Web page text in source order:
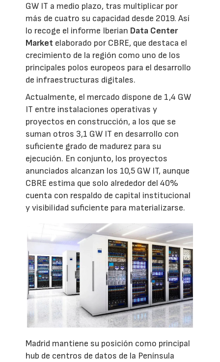
GW IT a medio plazo, tras multiplicar por
más de cuatro su capacidad desde 2019. Así
lo recoge el informe Iberian Data Center
Market elaborado por CBRE, que destaca el
crecimiento de la región como uno de los
principales polos europeos para el desarrollo
de infraestructuras digitales.
Actualmente, el mercado dispone de 1,4 GW
IT entre instalaciones operativas y
proyectos en construcción, a los que se
suman otros 3,1 GW IT en desarrollo con
suficiente grado de madurez para su
ejecución. En conjunto, los proyectos
anunciados alcanzan los 10,5 GW IT, aunque
CBRE estima que solo alrededor del 40%
cuenta con respaldo de capital institucional
y visibilidad suficiente para materializarse.
Madrid mantiene su posición como principal
hub de centros de datos de la Península